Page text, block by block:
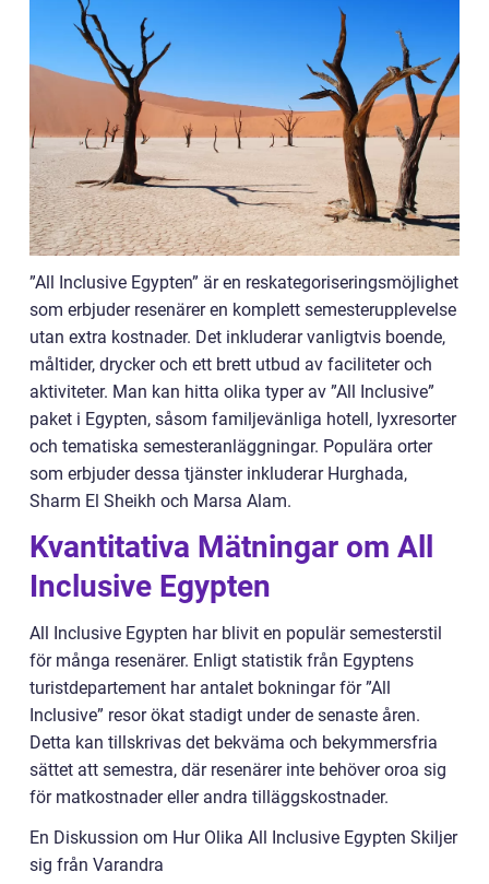
”All Inclusive Egypten” är en reskategoriseringsmöjlighet
som erbjuder resenärer en komplett semesterupplevelse
utan extra kostnader. Det inkluderar vanligtvis boende,
måltider, drycker och ett brett utbud av faciliteter och
aktiviteter. Man kan hitta olika typer av ”All Inclusive”
paket i Egypten, såsom familjevänliga hotell, lyxresorter
och tematiska semesteranläggningar. Populära orter
som erbjuder dessa tjänster inkluderar Hurghada,
Sharm El Sheikh och Marsa Alam.
Kvantitativa Mätningar om All
Inclusive Egypten
All Inclusive Egypten har blivit en populär semesterstil
för många resenärer. Enligt statistik från Egyptens
turistdepartement har antalet bokningar för ”All
Inclusive” resor ökat stadigt under de senaste åren.
Detta kan tillskrivas det bekväma och bekymmersfria
sättet att semestra, där resenärer inte behöver oroa sig
för matkostnader eller andra tilläggskostnader.
En Diskussion om Hur Olika All Inclusive Egypten Skiljer
sig från Varandra